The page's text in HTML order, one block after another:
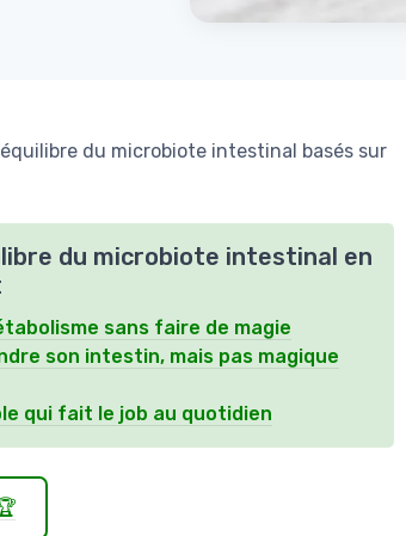
du microbiote intestinal basés sur
du microbiote intestinal en
sans faire de magie
son intestin, mais pas magique
qui fait le job au quotidien